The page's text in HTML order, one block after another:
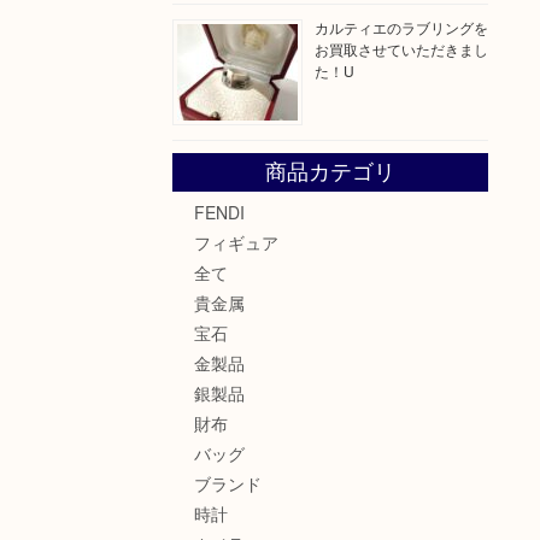
カルティエのラブリングを
お買取させていただきまし
た！U
商品カテゴリ
FENDI
フィギュア
全て
貴金属
宝石
金製品
銀製品
財布
バッグ
ブランド
時計